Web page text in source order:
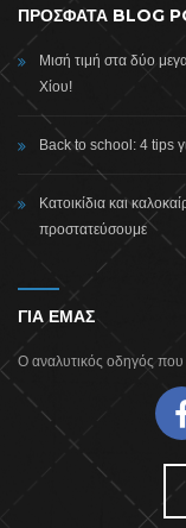
ΠΡΟΣΦΑΤΑ BLOG
Μισή τιμή στα δύο
Χίου!
Back to school: 4 tips
Κατοικίδια και
προστατεύσουμε
ΓΙΑ ΕΜΑΣ
Ο αναλυτικός οδηγός που